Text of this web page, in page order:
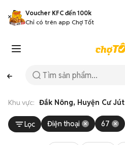
Voucher KFC đến 100k
Chỉ có trên app Chợ Tốt
Khu vực: Đắk Nông, Huyện Cư Jút
Lọc Điện thoại 67